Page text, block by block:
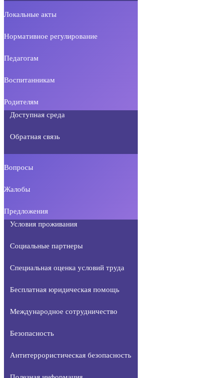
Локальные акты
Нормативное регулирование
Педагогам
Воспитанникам
Родителям
Доступная среда
Обратная связь
Вопросы
Жалобы
Предложения
Условия проживания
Социальные партнеры
Специальная оценка условий труда
Бесплатная юридическая помощь
Международное сотрудничество
Безопасность
Антитеррористическая безопасность